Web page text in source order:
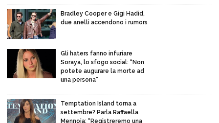
Bradley Cooper e Gigi Hadid,
due anelli accendono i rumors
Gli haters fanno infuriare
Soraya, lo sfogo social: “Non
potete augurare la morte ad
una persona”
Temptation Island torna a
settembre? Parla Raffaella
Mennoia: “Registreremo una